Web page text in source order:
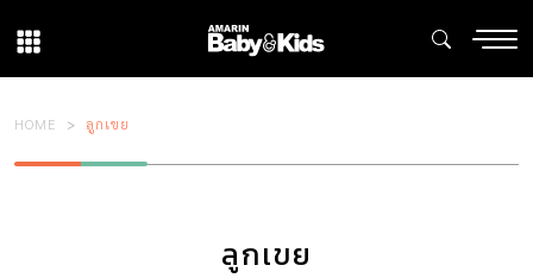
HOME ลูกเขย
ลูกเขย